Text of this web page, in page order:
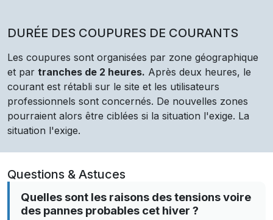
DURÉE DES COUPURES DE COURANTS
Les coupures sont organisées par zone géographique
et par tranches de 2 heures. Après deux heures, le
courant est rétabli sur le site et les utilisateurs
professionnels sont concernés. De nouvelles zones
pourraient alors être ciblées si la situation l'exige. La
situation l'exige.
Questions & Astuces
Quelles sont les raisons des tensions voire
des pannes probables cet hiver ?